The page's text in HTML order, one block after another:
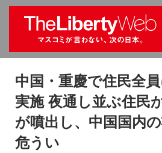
中国・重慶で住民全
実施 夜通し並ぶ住民
が噴出し、中国国内
危うい